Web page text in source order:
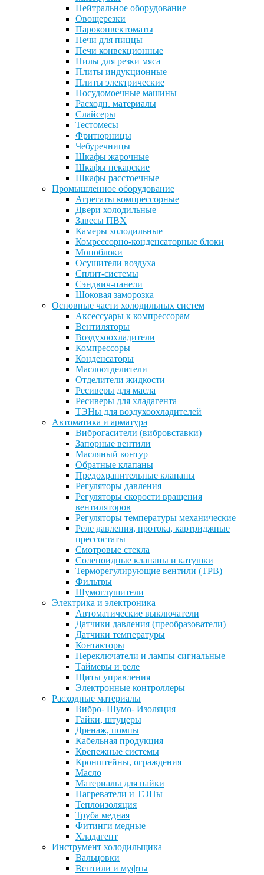
Нейтральное оборудование
Овощерезки
Пароконвектоматы
Печи для пиццы
Печи конвекционные
Пилы для резки мяса
Плиты индукционные
Плиты электрические
Посудомоечные машины
Расходн. материалы
Слайсеры
Тестомесы
Фритюрницы
Чебуречницы
Шкафы жарочные
Шкафы пекарские
Шкафы расстоечные
Промышленное оборудование
Агрегаты компрессорные
Двери холодильные
Завесы ПВХ
Камеры холодильные
Комрессорно-конденсаторные блоки
Моноблоки
Осушители воздуха
Сплит-системы
Сэндвич-панели
Шоковая заморозка
Основные части холодильных систем
Аксессуары к компрессорам
Вентиляторы
Воздухоохладители
Компрессоры
Конденсаторы
Маслоотделители
Отделители жидкости
Ресиверы для масла
Ресиверы для хладагента
ТЭНы для воздухоохладителей
Автоматика и арматура
Виброгасители (вибровставки)
Запорные вентили
Масляный контур
Обратные клапаны
Предохранительные клапаны
Регуляторы давления
Регуляторы скорости вращения
вентиляторов
Регуляторы температуры механические
Реле давления, протока, картриджные
прессостаты
Смотровые стекла
Соленоидные клапаны и катушки
Терморегулирующие вентили (ТРВ)
Фильтры
Шумоглушители
Электрика и электроника
Автоматические выключатели
Датчики давления (преобразователи)
Датчики температуры
Контакторы
Переключатели и лампы сигнальные
Таймеры и реле
Щиты управления
Электронные контроллеры
Расходные материалы
Вибро- Шумо- Изоляция
Гайки, штуцеры
Дренаж, помпы
Кабельная продукция
Крепежные системы
Кронштейны, ограждения
Масло
Материалы для пайки
Нагреватели и ТЭНы
Теплоизоляция
Труба медная
Фитинги медные
Хладагент
Инструмент холодильщика
Вальцовки
Вентили и муфты